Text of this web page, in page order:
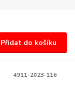
Přidat do košíku
4911-2023-116